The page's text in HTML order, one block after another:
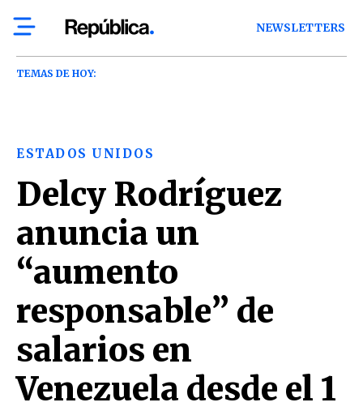
NEWSLETTERS
TEMAS DE HOY:
ESTADOS UNIDOS
Delcy Rodríguez
anuncia un
“aumento
responsable” de
salarios en
Venezuela desde el 1